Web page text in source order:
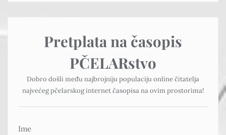
Pretplata na časopis
PČELARstvo
Dobro došli među najbrojniju populaciju online čitatelja
najvećeg pčelarskog internet časopisa na ovim prostorima!
Ime